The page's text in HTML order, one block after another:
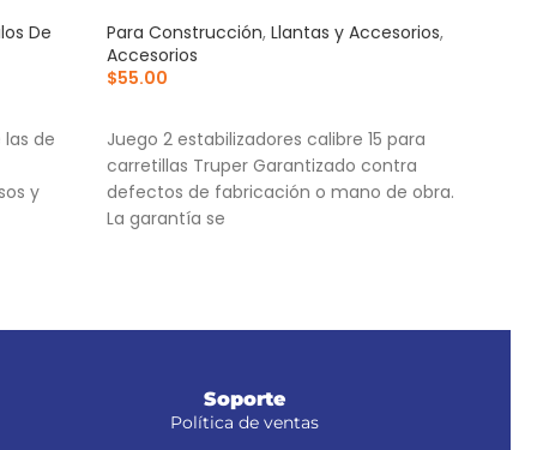
De
las de
y
Para Construcción, Llantas y Accesorios,
Accesorios
$55.00
Juego 2 estabilizadores calibre 15 para
carretillas Truper Garantizado contra
defectos de fabricación o mano de obra.
La garantía se
Soporte
Política de ventas